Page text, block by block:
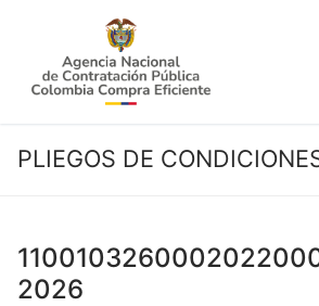
contenido
PLIEGOS DE
2026